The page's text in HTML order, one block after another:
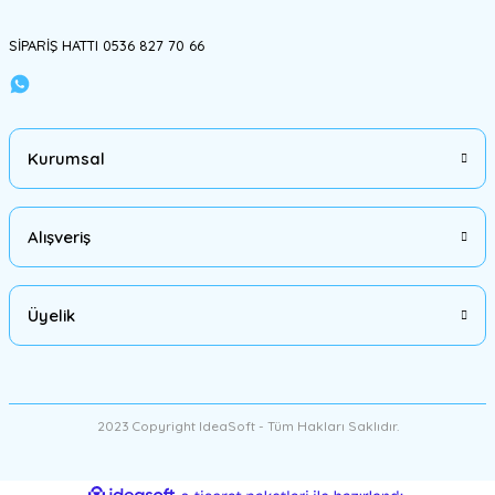
SİPARİŞ HATTI 0536 827 70 66
Kurumsal
Alışveriş
Üyelik
2023 Copyright IdeaSoft - Tüm Hakları Saklıdır.